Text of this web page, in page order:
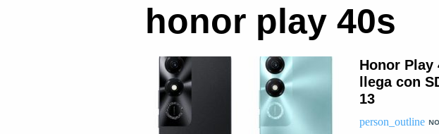
honor play 40s
Honor Play
llega con
13